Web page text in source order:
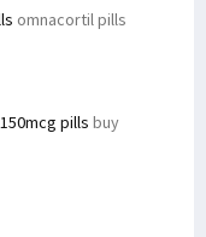
omnacortil pills
pills buy